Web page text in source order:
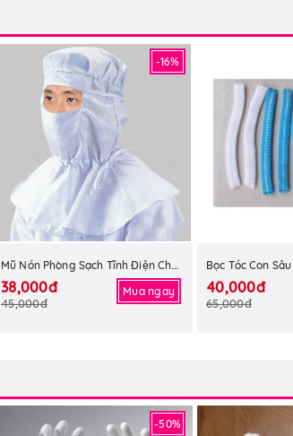
-16%
Mũ Nón Phòng Sạch Tĩnh Điện Choàng Cổ
38,000đ
45,000đ
Mua ngay
Bọc Tóc Con Sâu
40,000đ
65,000đ
-50%